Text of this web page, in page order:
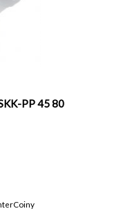
PP 45 80